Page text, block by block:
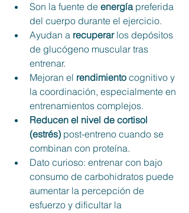
Son la fuente de energía preferida
del cuerpo durante el ejercicio.
Ayudan a recuperar los depósitos
de glucógeno muscular tras
entrenar.
Mejoran el rendimiento cognitivo y
la coordinación, especialmente en
entrenamientos complejos.
Reducen el nivel de cortisol
(estrés) post-entreno cuando se
combinan con proteína.
Dato curioso: entrenar con bajo
consumo de carbohidratos puede
aumentar la percepción de
esfuerzo y dificultar la